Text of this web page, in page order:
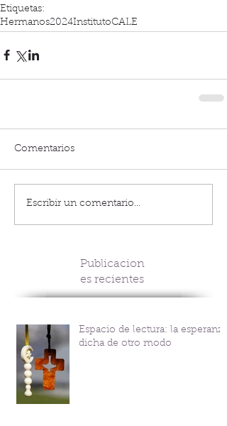
Etiquetas:
Hermanos2024InstitutoCALE
Comentarios
Escribir un comentario...
Publicacion
es recientes
Espacio de lectura: la esperanza
dicha de otro modo